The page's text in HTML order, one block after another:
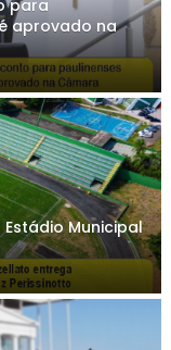
para
aprovado na
Municipal